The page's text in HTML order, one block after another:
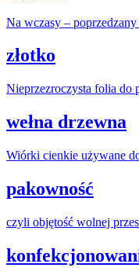
Na wczasy – poprzedzany
złotko
Nieprzezroczysta folia do
wełna drzewna
Wiórki cienkie używane
pakowność
czyli objętość wolnej